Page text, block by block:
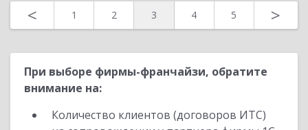
< 1 2 3 4 5 >
При выборе фирмы-франчайзи, обратите
внимание на:
Количество клиентов (договоров ИТС)